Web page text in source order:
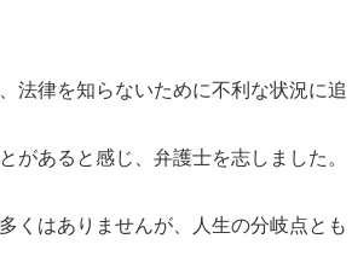
法律を知らないために不利な状況に追
があると感じ、弁護士を志しました。
くはありませんが、人生の分岐点とも